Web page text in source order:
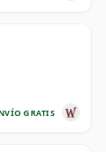
GRATIS